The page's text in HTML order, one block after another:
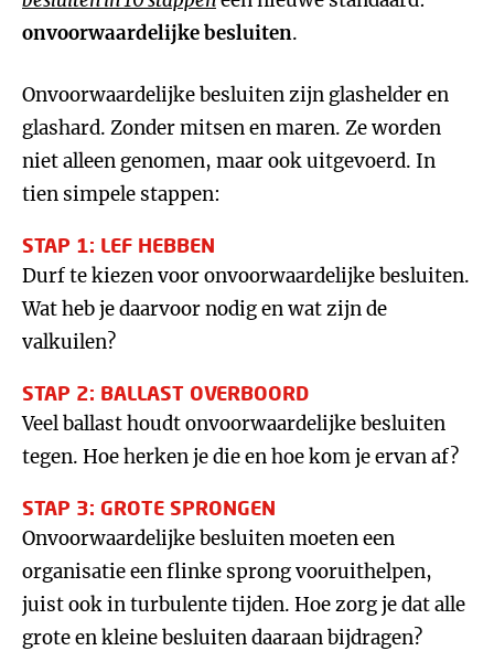
onvoorwaardelijke besluiten.
Onvoorwaardelijke besluiten zijn glashelder en
glashard. Zonder mitsen en maren. Ze worden
niet alleen genomen, maar ook uitgevoerd. In
tien simpele stappen:
STAP 1: LEF HEBBEN
Durf te kiezen voor onvoorwaardelijke besluiten.
Wat heb je daarvoor nodig en wat zijn de
valkuilen?
STAP 2: BALLAST OVERBOORD
Veel ballast houdt onvoorwaardelijke besluiten
tegen. Hoe herken je die en hoe kom je ervan af?
STAP 3: GROTE SPRONGEN
Onvoorwaardelijke besluiten moeten een
organisatie een flinke sprong vooruithelpen,
juist ook in turbulente tijden. Hoe zorg je dat alle
grote en kleine besluiten daaraan bijdragen?